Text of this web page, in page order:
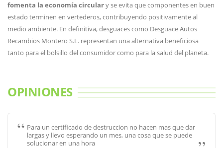
fomenta la economía circulary se evita que componentes en buen
estado terminen en vertederos, contribuyendo positivamente al
medio ambiente. En definitiva, desguaces como Desguace Autos
Recambios Montero S.L. representan una alternativa beneficiosa
tanto para el bolsillo del consumidor como para la salud del planeta.
OPINIONES
Para un certificado de destruccion no hacen mas que dar
largas y llevo esperando un mes, una cosa que se puede
solucionar en una hora